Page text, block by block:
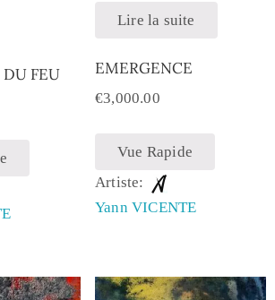
FEU
Lire la suite
EMERGENCE
€3,000.00
Vue Rapide
Artiste:
Yann VICENTE